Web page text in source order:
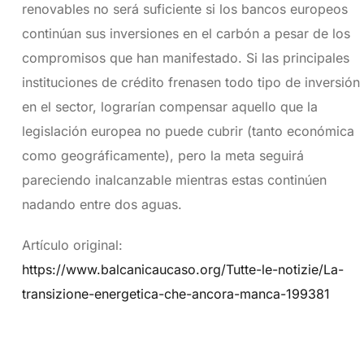
renovables no será suficiente si los bancos europeos
continúan sus inversiones en el carbón a pesar de los
compromisos que han manifestado. Si las principales
instituciones de crédito frenasen todo tipo de inversión
en el sector, lograrían compensar aquello que la
legislación europea no puede cubrir (tanto económica
como geográficamente), pero la meta seguirá
pareciendo inalcanzable mientras estas continúen
nadando entre dos aguas.
Artículo original:
https://www.balcanicaucaso.org/Tutte-le-notizie/La-
transizione-energetica-che-ancora-manca-199381